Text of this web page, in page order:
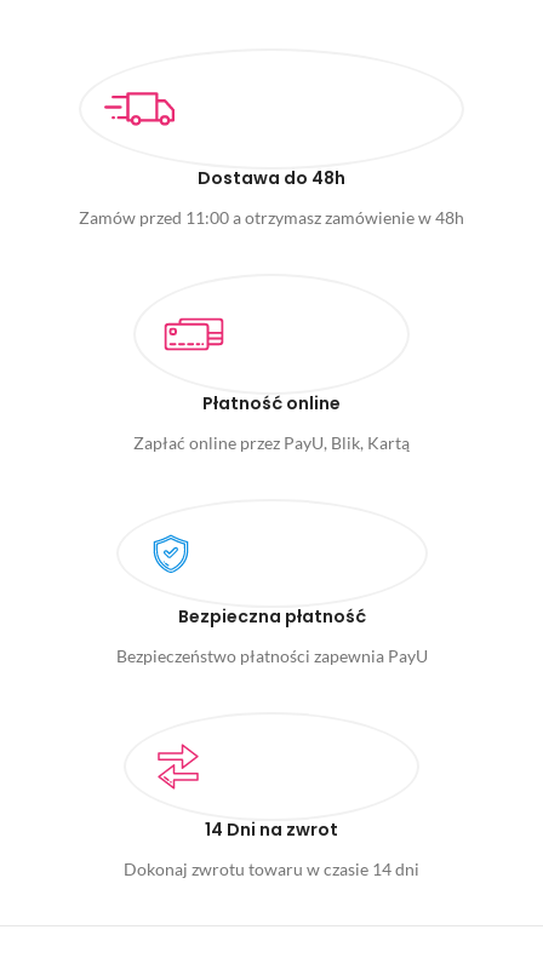
Dostawa do 48h
Zamów przed 11:00 a otrzymasz zamówienie w 48h
Płatność online
Zapłać online przez PayU, Blik, Kartą
Bezpieczna płatność
Bezpieczeństwo płatności zapewnia PayU
14 Dni na zwrot
Dokonaj zwrotu towaru w czasie 14 dni